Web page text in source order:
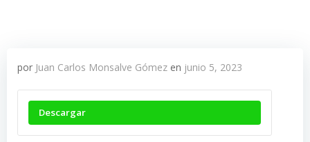
por Juan Carlos Monsalve Gómez en junio 5, 2023
Descargar